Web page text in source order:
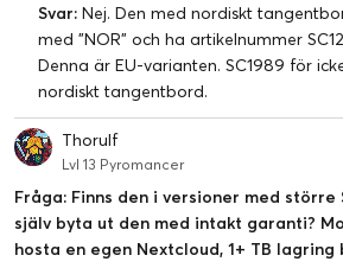
Svar: Nej. Den med nordiskt
med ”NOR” och ha artikelnummer
Denna är EU-varianten. SC1989 för
nordiskt tangentbord.
Thorulf
Lvl 13 Pyromancer
Fråga: Finns den i versioner med större
själv byta ut den med intakt garanti?
hosta en egen Nextcloud, 1+ TB lagring